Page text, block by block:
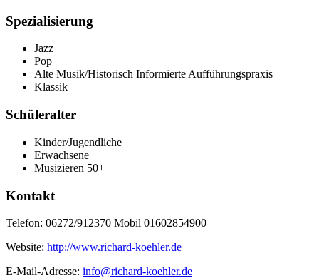
Spezialisierung
Jazz
Pop
Alte Musik/Historisch Informierte Aufführungspraxis
Klassik
Schüleralter
Kinder/Jugendliche
Erwachsene
Musizieren 50+
Kontakt
Telefon: 06272/912370 Mobil 01602854900
Website: http://www.richard-koehler.de
E-Mail-Adresse: info@richard-koehler.de